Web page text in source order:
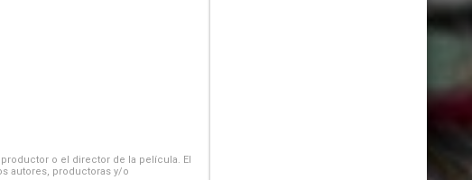
o el director de la película. El
autores, productoras y/o